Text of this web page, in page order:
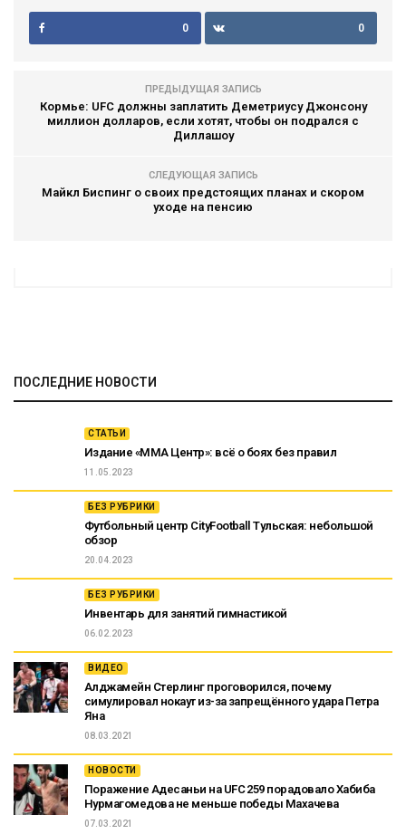
0 0
ПРЕДЫДУЩАЯ ЗАПИСЬ
Кормье: UFC должны заплатить Деметриусу Джонсону
миллион долларов, если хотят, чтобы он подрался с
Диллашоу
СЛЕДУЮЩАЯ ЗАПИСЬ
Майкл Биспинг о своих предстоящих планах и скором
уходе на пенсию
ПОСЛЕДНИЕ НОВОСТИ
СТАТЬИ
Издание «ММА Центр»: всё о боях без правил
11.05.2023
БЕЗ РУБРИКИ
Футбольный центр CityFootball Тульская: небольшой
обзор
20.04.2023
БЕЗ РУБРИКИ
Инвентарь для занятий гимнастикой
06.02.2023
ВИДЕО
Алджамейн Стерлинг проговорился, почему
симулировал нокаут из-за запрещённого удара Петра
Яна
08.03.2021
НОВОСТИ
Поражение Адесаньи на UFC 259 порадовало Хабиба
Нурмагомедова не меньше победы Махачева
07.03.2021